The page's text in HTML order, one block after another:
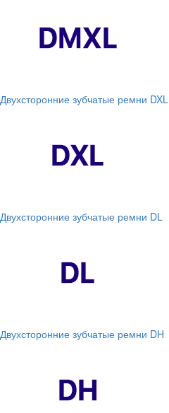
Двухсторонние зубчатые ремни DXL
Двухсторонние зубчатые ремни DL
Двухсторонние зубчатые ремни DH